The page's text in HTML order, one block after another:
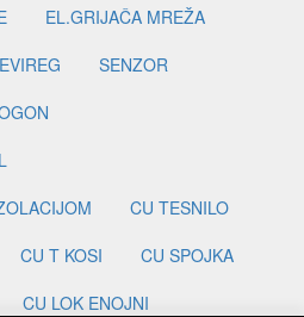
EL.GRIJAČA MREŽA
SENZOR
CU TESNILO
CU T KOSI
CU SPOJKA
CU LOK ENOJNI